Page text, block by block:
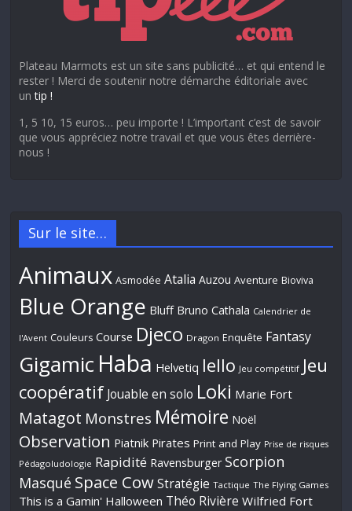
Plateau Marmots est un site sans publicité… et qui entend le
rester ! Merci de soutenir notre démarche éditoriale avec
untip !
1, 5 10, 15 euros… peu importe ! L’important c’est de savoir
que vous appréciez notre travail et que vous êtes derrière-
nous !
Sur le site…
Animaux Asmodée Atalia Auzou Aventure Bioviva
Blue Orange Bluff Bruno Cathala Calendrier de
l'Avent Couleurs Course Djeco Dragon Enquête Fantasy
Gigamic Haba Helvetiq Iello Jeu compétitif Jeu
coopératif Jouable en solo Loki Marie Fort
Matagot Monstres Mémoire Noël
Observation Piatnik Pirates Print and Play Prise de risques
Pédagoludologie Rapidité Ravensburger Scorpion
Masqué Space Cow Stratégie Tactique The Flying Games
This is a Gamin' Halloween Théo Rivière Wilfried Fort